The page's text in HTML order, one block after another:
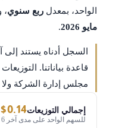
الواحد، بمعدل ربع سنوي،
مايو 2026
.
السجل أدناه يستند إلى
قاعدة بياناتنا.
مجلس إدارة الشركة
إجمالي التوزيعات$0.14
للسهم الواحد على مدى آخر 6 سنوات